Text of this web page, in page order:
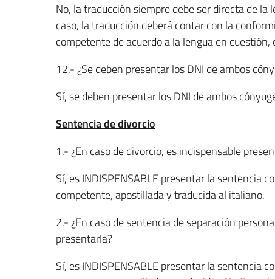
No, la traducción siempre debe ser directa de
caso, la traducción deberá contar con la
competente de acuerdo a la lengua en
12.- ¿Se deben presentar los DNI de ambos
Sí, se deben presentar los DNI de ambos
Sentencia de divorcio
1.- ¿En caso de divorcio, es indispensable
Sí, es INDISPENSABLE presentar la sentencia
competente, apostillada y traducida al italiano.
2.- ¿En caso de sentencia de separación
presentarla?
Sí, es INDISPENSABLE presentar la sentencia